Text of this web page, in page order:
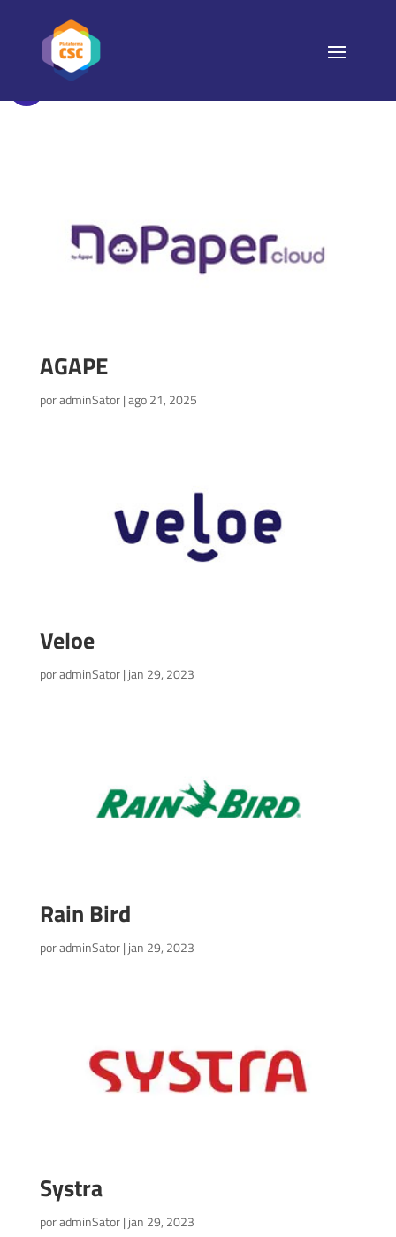
AGAPE
poradminSator|ago 21, 2025
Veloe
poradminSator| jan 29, 2023
Rain Bird
poradminSator| jan 29, 2023
Systra
poradminSator| jan 29, 2023